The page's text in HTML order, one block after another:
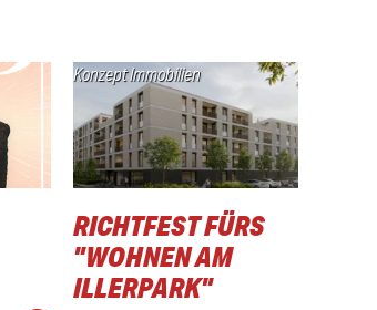
Konzept Immobilien
RICHTFEST FÜRS
"WOHNEN AM
ILLERPARK"